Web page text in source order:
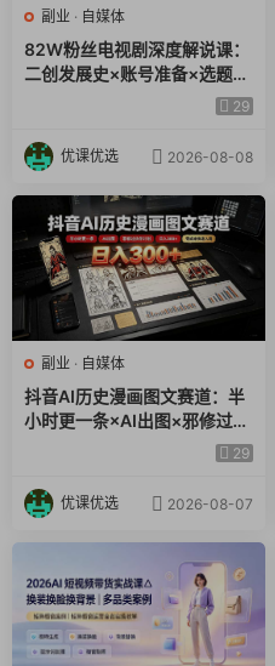
副业 · 自媒体
82W粉丝电视剧深度解说课：
二创发展史×账号准备×选题×
资源下载×爆款文案×配音×剪29
优课优选 2026-08-08
副业 · 自媒体
抖音AI历史漫画图文赛道：半
小时更一条×AI出图×邪修过伙
伴计划×日入300+，零成本快
29
优课优选 2026-08-07